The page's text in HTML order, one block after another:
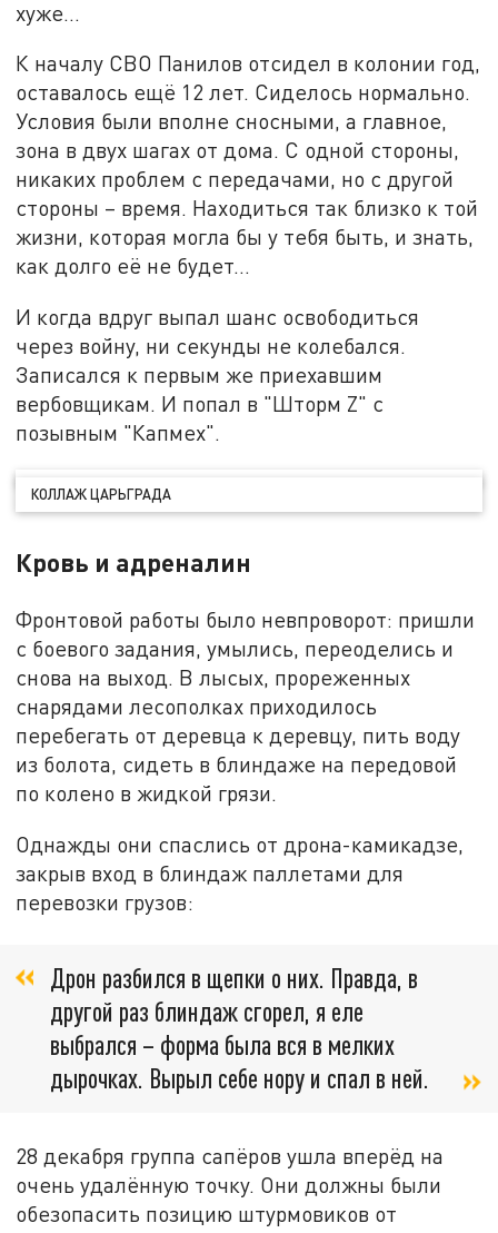
хуже…
К началу СВО Панилов отсидел в колонии год,
оставалось ещё 12 лет. Сиделось нормально.
Условия были вполне сносными, а главное,
зона в двух шагах от дома. С одной стороны,
никаких проблем с передачами, но с другой
стороны – время. Находиться так близко к той
жизни, которая могла бы у тебя быть, и знать,
как долго её не будет…
И когда вдруг выпал шанс освободиться
через войну, ни секунды не колебался.
Записался к первым же приехавшим
вербовщикам. И попал в "Шторм Z" с
позывным "Капмех".
КОЛЛАЖ ЦАРЬГРАДА
Кровь и адреналин
Фронтовой работы было невпроворот: пришли
с боевого задания, умылись, переоделись и
снова на выход. В лысых, прореженных
снарядами лесополках приходилось
перебегать от деревца к деревцу, пить воду
из болота, сидеть в блиндаже на передовой
по колено в жидкой грязи.
Однажды они спаслись от дрона-камикадзе,
закрыв вход в блиндаж паллетами для
перевозки грузов:
Дрон разбился в щепки о них. Правда, в
другой раз блиндаж сгорел, я еле
выбрался – форма была вся в мелких
дырочках. Вырыл себе нору и спал в ней.
28 декабря группа сапёров ушла вперёд на
очень удалённую точку. Они должны были
обезопасить позицию штурмовиков от